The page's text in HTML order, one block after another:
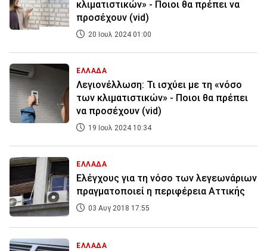
κλιματιστικών» - Ποιοι θα πρέπει να
προσέχουν (vid)
20 Ιουλ 2024 01:00
ΕΛΛΑΔΑ
Λεγιονέλλωση: Τι ισχύει με τη «νόσο
των κλιματιστικών» - Ποιοι θα πρέπει
να προσέχουν (vid)
19 Ιουλ 2024 10:34
ΕΛΛΑΔΑ
Ελέγχους για τη νόσο των λεγεωνάριων
πραγματοποιεί η περιφέρεια Αττικής
03 Αυγ 2018 17:55
ΕΛΛΑΔΑ